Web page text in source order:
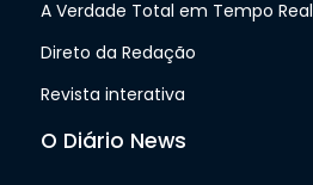
A Verdade Total em Tempo Real
Direto da Redação
Revista interativa
O Diário News